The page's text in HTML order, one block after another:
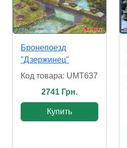
Бронепоезд
"Дзержинец"
Код товара: UMT637
2741 Грн.
Купить